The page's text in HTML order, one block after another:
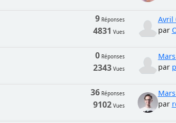
9Réponses
4831 Vues
Avril
par
0Réponses
2343Vues
par
36Réponses
9102Vues
par